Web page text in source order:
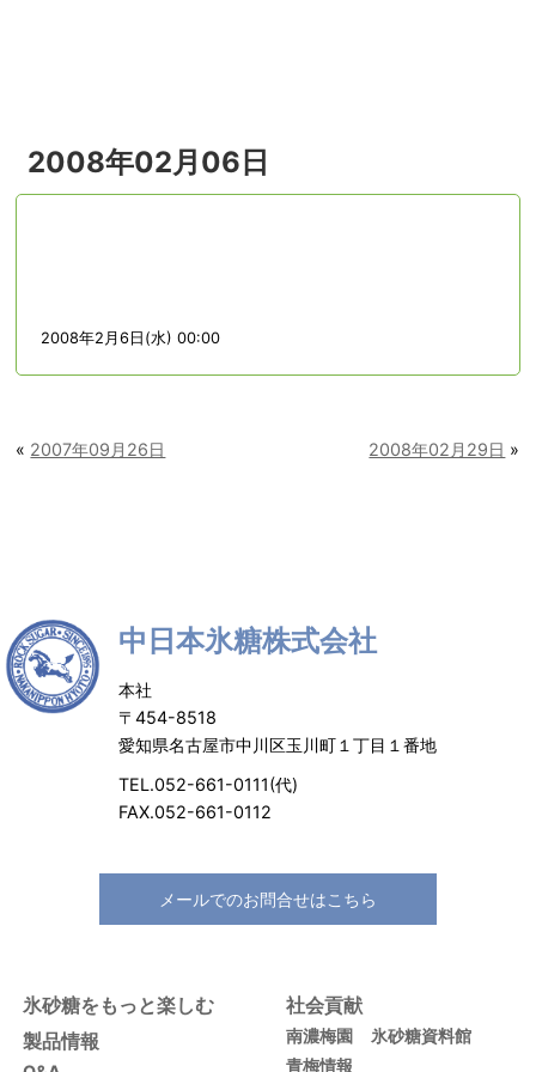
2008年02月06日
2008年2月6日(水) 00:00
« 2007年09月26日 2008年02月29日 »
中日本氷糖株式会社
本社
〒454-8518
愛知県名古屋市中川区玉川町１丁目１番地
TEL.052-661-0111(代)
FAX.052-661-0112
メールでのお問合せはこちら
氷砂糖をもっと楽しむ
製品情報
社会貢献
南濃梅園
氷砂糖資料館
青梅情報